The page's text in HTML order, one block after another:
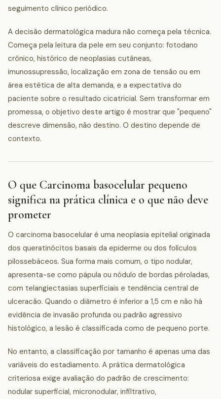
seguimento clínico periódico.
A decisão dermatológica madura não começa pela técnica.
Começa pela leitura da pele em seu conjunto: fotodano
crônico, histórico de neoplasias cutâneas,
imunossupressão, localização em zona de tensão ou em
área estética de alta demanda, e a expectativa do
paciente sobre o resultado cicatricial. Sem transformar em
promessa, o objetivo deste artigo é mostrar que "pequeno"
descreve dimensão, não destino. O destino depende de
contexto.
O que Carcinoma basocelular pequeno
significa na prática clínica e o que não deve
prometer
O carcinoma basocelular é uma neoplasia epitelial originada
dos queratinócitos basais da epiderme ou dos folículos
pilossebáceos. Sua forma mais comum, o tipo nodular,
apresenta-se como pápula ou nódulo de bordas péroladas,
com telangiectasias superficiais e tendência central de
ulceracão. Quando o diâmetro é inferior a 1,5 cm e não há
evidência de invasão profunda ou padrão agressivo
histológico, a lesão é classificada como de pequeno porte.
No entanto, a classificação por tamanho é apenas uma das
variáveis do estadiamento. A prática dermatológica
criteriosa exige avaliação do padrão de crescimento:
nodular superficial, micronodular, infiltrativo,